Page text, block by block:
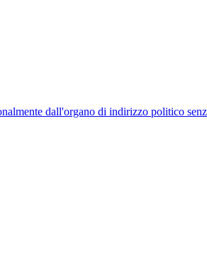
dall'organo di indirizzo politico